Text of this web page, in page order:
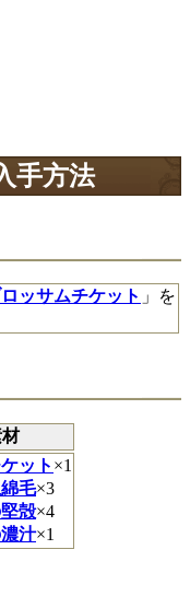
手方法
ッサムチケット 」を
ット ×1
毛×3
殻×4
汁×1